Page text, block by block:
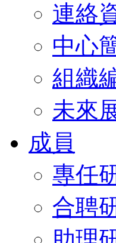
連絡
中心
組織
未來
成員
專任
合聘